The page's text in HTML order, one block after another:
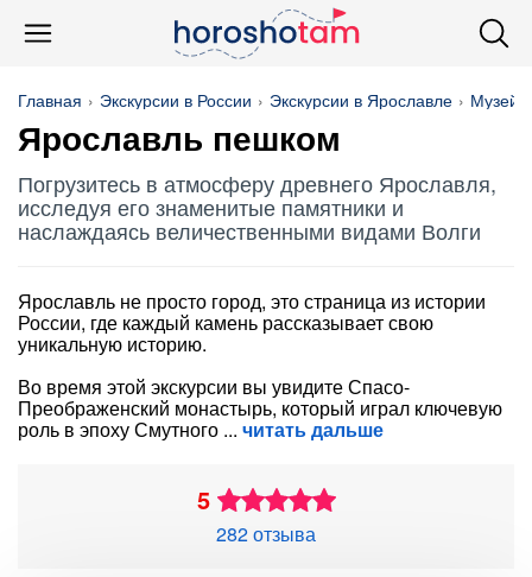
Главная Экскурсии в России Экскурсии в Ярославле Музей-
Ярославль пешком
Погрузитесь в атмосферу древнего Ярославля,
исследуя его знаменитые памятники и
наслаждаясь величественными видами Волги
Ярославль не просто город, это страница из истории
России, где каждый камень рассказывает свою
уникальную историю.
Во время этой экскурсии вы увидите Спасо-
Преображенский монастырь, который играл ключевую
роль в эпоху Смутного читать дальше
5
282 отзыва